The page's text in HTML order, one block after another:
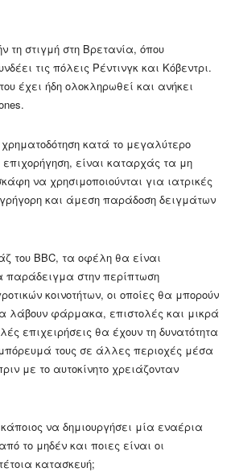
τη στιγμή στη Βρετανία, όπου
τις πόλεις Ρέντινγκ και Κόβεντρι.
έχει ήδη ολοκληρωθεί και ανήκει
κατά το μεγαλύτερο
είναι καταρχάς τα μη
να χρησιμοποιούνται για ιατρικές
και άμεση παράδοση δειγμάτων
του BBC, τα οφέλη θα είναι
στην περίπτωση
κοινοτήτων, οι οποίες θα μπορούν
λάβουν φάρμακα, επιστολές και μικρά
επιχειρήσεις θα έχουν τη δυνατότητα
τους σε άλλες περιοχές μέσα
με το αυτοκίνητο χρειάζονταν
να δημιουργήσει μία εναέρια
το μηδέν και ποιες είναι οι
κατασκευή;